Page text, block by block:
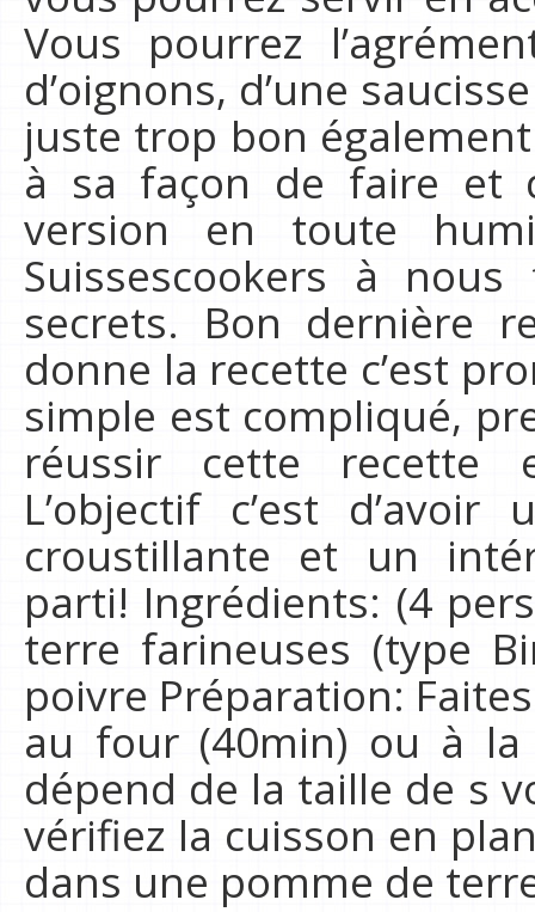
Vous pourrez
d’oignons, d’une
juste trop bon
à sa façon de faire et
version en toute
Suissescookers à
secrets. Bon dernière
donne la recette c’est
simple est compliqué,
réussir cette recette
L’objectif c’est
croustillante et un
parti! Ingrédients: (4
terre farineuses (type
poivre Préparation:
au four (40min) ou à
dépend de la taille de s
vérifiez la cuisson en
dans une pomme de